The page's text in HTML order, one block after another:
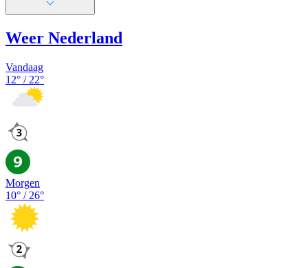
Weer Nederland
Vandaag
12° / 22°
Morgen
10° / 26°